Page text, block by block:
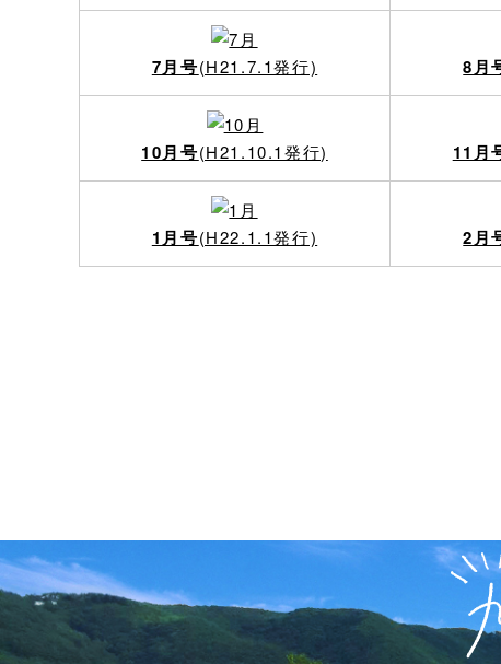
7月号(H21.7.1発行) 8月
10月号(H21.10.1発行) 11月
1月号(H22.1.1発行) 2月